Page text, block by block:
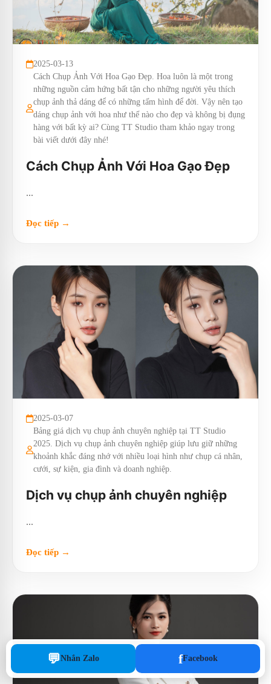
2025-03-13
Cách Chụp Ảnh Với Hoa Gạo Đẹp. Hoa luôn là một trong
những nguồn cảm hứng bất tận cho những người yêu thích
chụp ảnh thả dáng để có những tấm hình để đời. Vậy nên tạo
dáng chụp ảnh với hoa như thế nào cho đẹp và không bị đụng
hàng với bất kỳ ai? Cùng TT Studio tham khảo ngay trong
bài viết dưới đây nhé!
Cách Chụp Ảnh Với Hoa Gạo Đẹp
...
Đọc tiếp →
2025-03-07
Bảng giá dịch vụ chụp ảnh chuyên nghiệp tại TT Studio
2025. Dịch vụ chụp ảnh chuyên nghiệp giúp lưu giữ những
khoảnh khắc đáng nhớ với nhiều loại hình như chụp cá nhân,
cưới, sự kiện, gia đình và doanh nghiệp.
Dịch vụ chụp ảnh chuyên nghiệp
...
Đọc tiếp →
💬Nhắn Zalo fFacebook